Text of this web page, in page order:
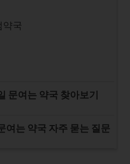
국
문여는 약국 찾아보기
여는 약국 자주 묻는 질문